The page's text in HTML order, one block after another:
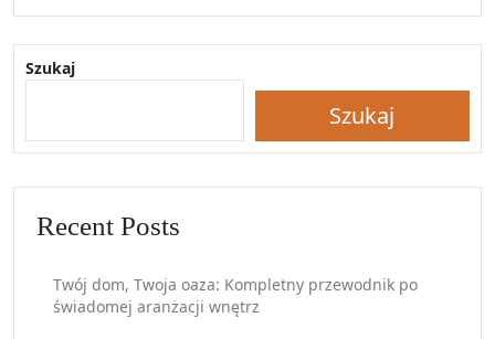
Szukaj
Szukaj
Recent Posts
Twój dom, Twoja oaza: Kompletny przewodnik po
świadomej aranżacji wnętrz